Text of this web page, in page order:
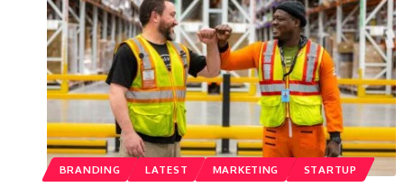
BRANDING LATEST MARKETING STARTUP